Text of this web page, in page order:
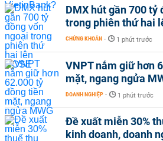
DMX hút gần 700 tỷ
trong phiên thứ hai
CHỨNG KHOÁN - 1 phút trước
VNPT nắm giữ hơn
mặt, ngang ngửa
DOANH NGHIỆP - 1 phút trước
Đề xuất miễn 30%
kinh doanh, doanh